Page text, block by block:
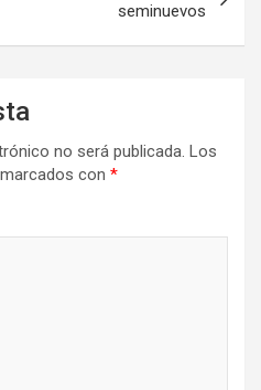
seminuevos
no será publicada. Los
con *